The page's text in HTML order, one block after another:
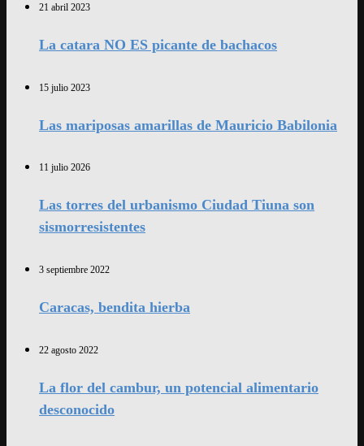
21 abril 2023
La catara NO ES picante de bachacos
15 julio 2023
Las mariposas amarillas de Mauricio Babilonia
11 julio 2026
Las torres del urbanismo Ciudad Tiuna son
sismorresistentes
3 septiembre 2022
Caracas, bendita hierba
22 agosto 2022
La flor del cambur, un potencial alimentario
desconocido